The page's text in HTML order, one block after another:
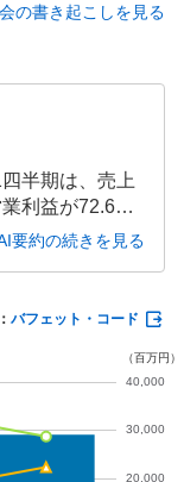
の書き起こしを見る
半期は、売上
利益が72.6%
ました。国内外
います。通期
同額の54円が
要約の続きを見る
バフェット・コード